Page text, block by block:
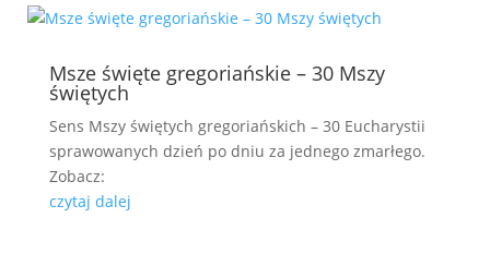
Msze święte gregoriańskie – 30 Mszy
świętych
Sens Mszy świętych gregoriańskich – 30 Eucharystii
sprawowanych dzień po dniu za jednego zmarłego.
Zobacz:
czytaj dalej